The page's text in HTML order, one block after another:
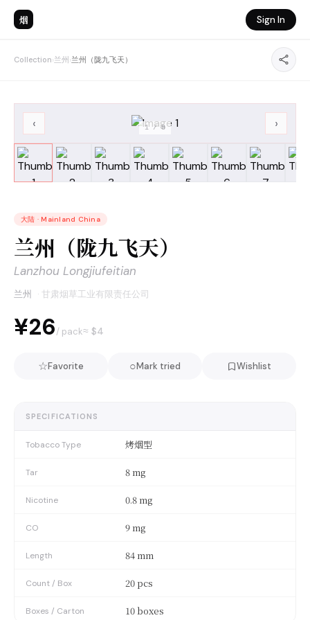
烟 Sign In
Collection›兰州 ›兰州（陇九飞天）
‹ ›
1/8
大陆 · Mainland China
兰州（陇九飞天）
Lanzhou Longjiufeitian
兰州 · 甘肃烟草工业有限责任公司
¥26/ pack≈ $4
☆Favorite ○Mark tried Wishlist
SPECIFICATIONS
Tobacco Type 烤烟型
Tar 8 mg
Nicotine 0.8 mg
CO 9 mg
Length 84 mm
Count / Box 20 pcs
Boxes / Carton 10 boxes